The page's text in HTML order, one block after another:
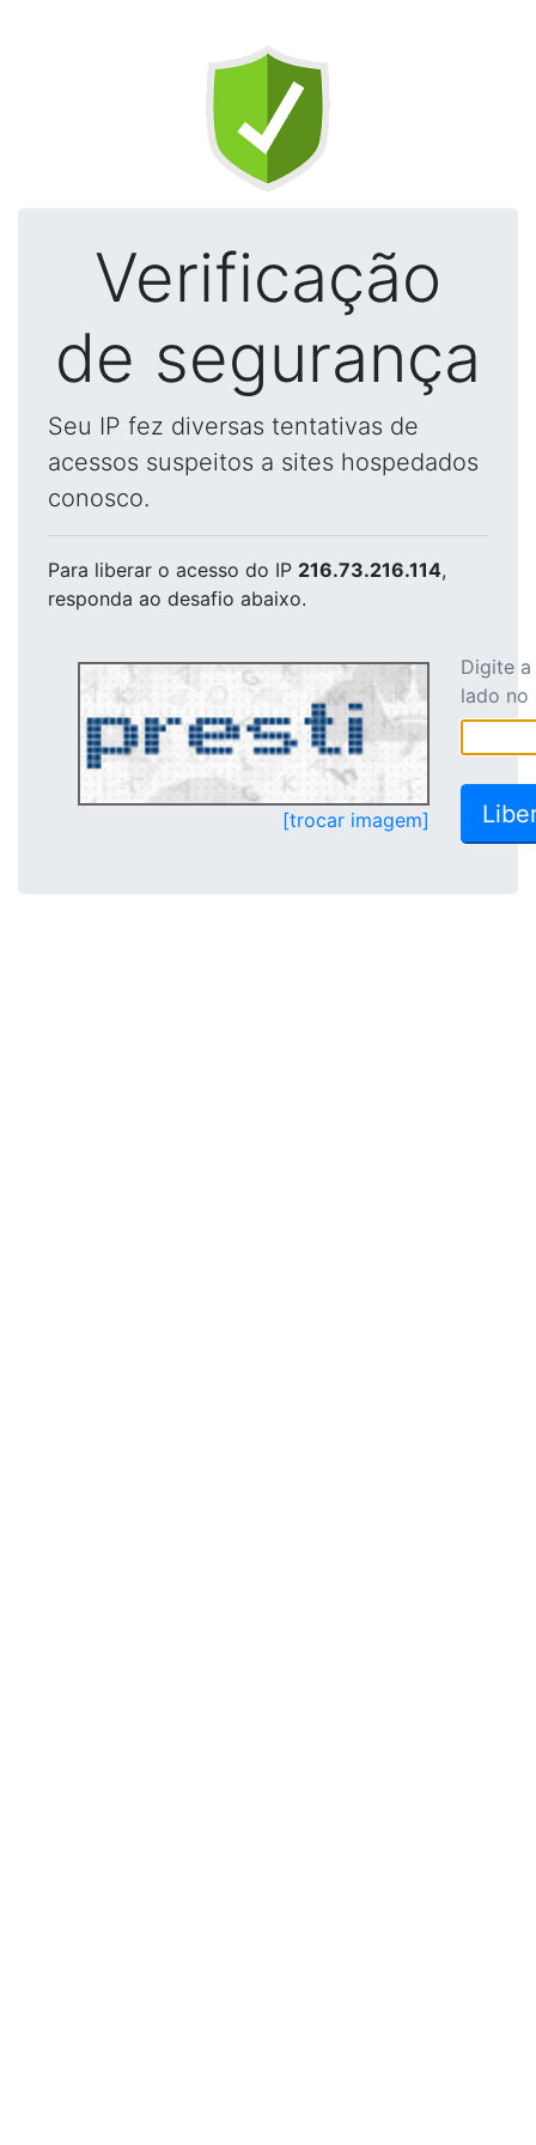
Verificação
de segurança
Seu IP fez diversas tentativas de
acessos suspeitos a sites hospedados
conosco.
Para liberar o acesso do IP 216.73.216.114,
responda ao desafio abaixo.
[trocar imagem]
Digite
lado no